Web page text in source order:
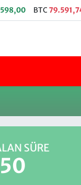
BTC
SÜRE